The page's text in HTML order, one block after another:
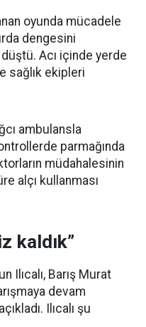
oyunda mücadele
dengesini
Acı içinde yerde
sağlık ekipleri
ambulansla
parmağında
müdahalesinin
alçı kullanması
kaldık”
Ilıcalı, Barış Murat
devam
Ilıcalı şu